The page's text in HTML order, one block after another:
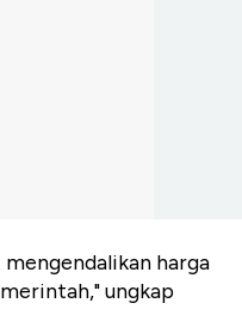
harga
ungkap